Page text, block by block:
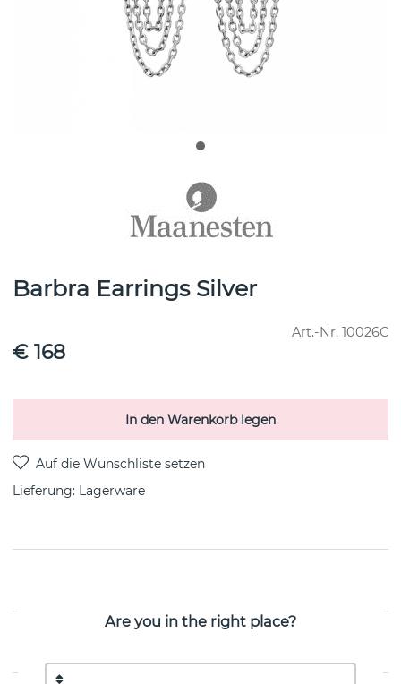
Barbra Earrings Silver
Art.-Nr. 10026C
€ 168
In den Warenkorb legen
Lieferung: Lagerware
Are you in the right place?